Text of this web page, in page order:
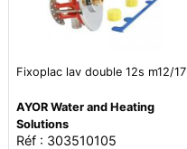
Fixoplac lav double 12s m12/17
AYOR Water and Heating
Solutions
Réf : 303510105